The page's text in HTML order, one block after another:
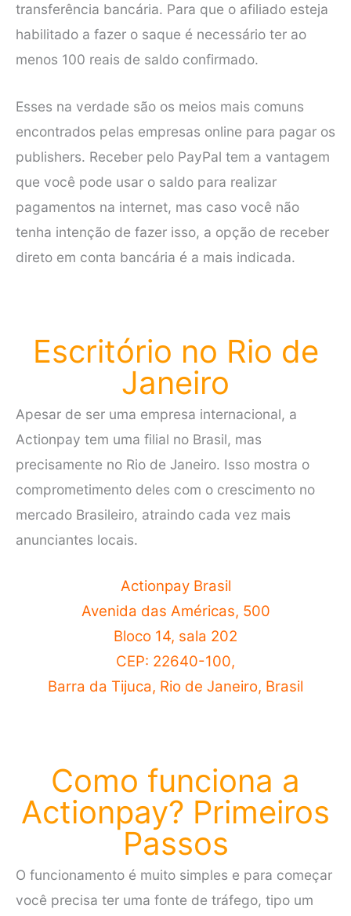
transferência bancária. Para que o afiliado esteja
habilitado a fazer o saque é necessário ter ao
menos 100 reais de saldo confirmado.
Esses na verdade são os meios mais comuns
encontrados pelas empresas online para pagar os
publishers. Receber pelo PayPal tem a vantagem
que você pode usar o saldo para realizar
pagamentos na internet, mas caso você não
tenha intenção de fazer isso, a opção de receber
direto em conta bancária é a mais indicada.
Escritório no Rio de
Janeiro
Apesar de ser uma empresa internacional, a
Actionpay tem uma filial no Brasil, mas
precisamente no Rio de Janeiro. Isso mostra o
comprometimento deles com o crescimento no
mercado Brasileiro, atraindo cada vez mais
anunciantes locais.
Actionpay Brasil
Avenida das Américas, 500
Bloco 14, sala 202
CEP: 22640-100,
Barra da Tijuca, Rio de Janeiro, Brasil
Como funciona a
Actionpay? Primeiros
Passos
O funcionamento é muito simples e para começar
você precisa ter uma fonte de tráfego, tipo um